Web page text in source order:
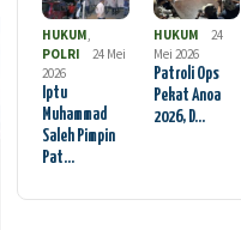
HUKUM,
POLRI
24 Mei
2026
Iptu
Muhammad
Saleh Pimpin
Pat…
HUKUM
24
Mei 2026
Patroli Ops
Pekat Anoa
2026, D…